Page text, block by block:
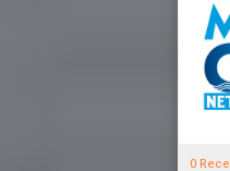
0